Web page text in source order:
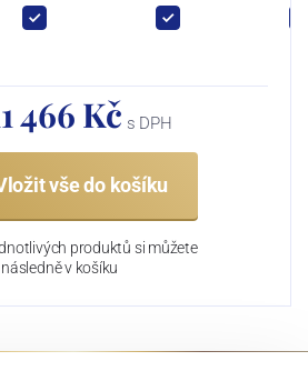
466 Kč s DPH
vše do košíku
produktů si můžete
v košíku